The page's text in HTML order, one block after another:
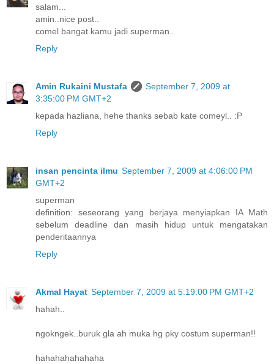
salam...
amin..nice post..
comel bangat kamu jadi superman..
Reply
Amin Rukaini Mustafa
September 7, 2009 at
3:35:00 PM GMT+2
kepada hazliana, hehe thanks sebab kate comeyl.. :P
Reply
insan pencinta ilmu September 7, 2009 at 4:06:00 PM
GMT+2
superman
definition: seseorang yang berjaya menyiapkan IA Math
sebelum deadline dan masih hidup untuk mengatakan
penderitaannya
Reply
Akmal Hayat September 7, 2009 at 5:19:00 PM GMT+2
hahah..
ngokngek..buruk gla ah muka hg pky costum superman!!
hahahahahahaha